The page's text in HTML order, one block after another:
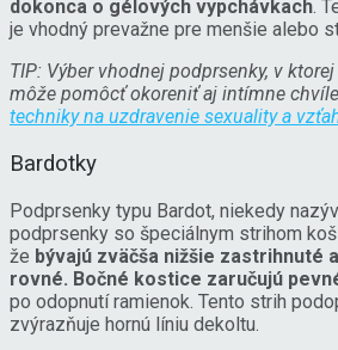
dokonca o gélových vypchávkach.
je vhodný prevažne pre menšie alebo
TIP: Výber vhodnej podprsenky, v
môže pomôcť okoreniť aj intímne
techniky na uzdravenie sexuality a
Bardotky
Podprsenky typu Bardot, niekedy
podprsenky so špeciálnym strihom
že bývajú zväčša nižšie zastrihnuté
rovné. Bočné kostice zaručujú
po odopnutí ramienok. Tento strih
zvýrazňuje hornú líniu dekoltu.